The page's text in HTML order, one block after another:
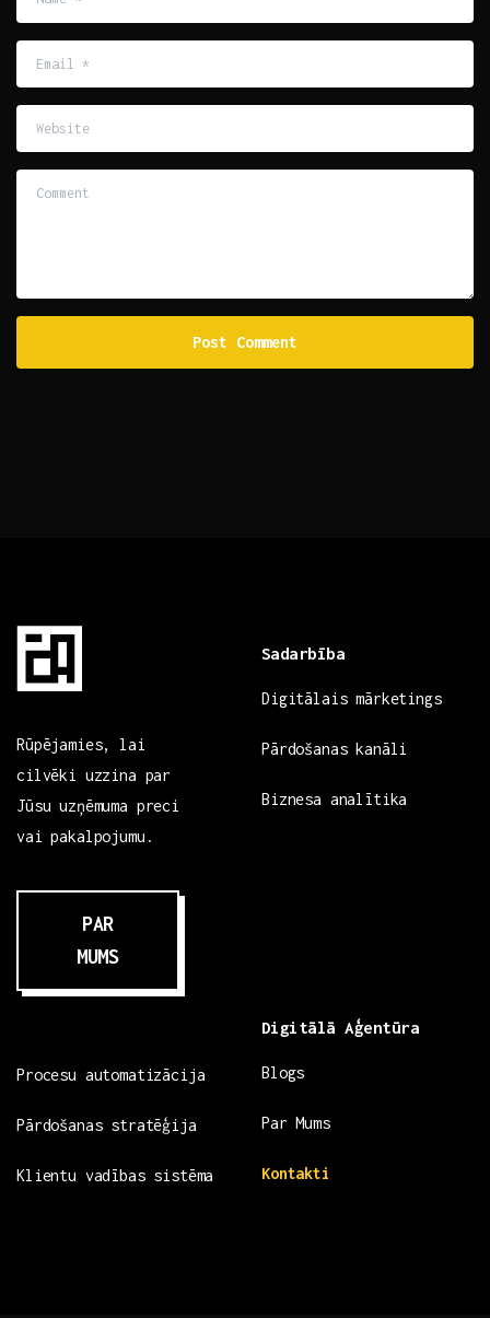
*
Website
Rūpējamies, lai
cilvēki uzzina par
Jūsu uzņēmuma preci
vai pakalpojumu.
PAR
MUMS
Sadarbība
Digitālais mārketings
Pārdošanas kanāli
Biznesa analītika
Procesu automatizācija
Pārdošanas stratēģija
Klientu vadības sistēma
Digitālā Aģentūra
Blogs
Par Mums
Kontakti